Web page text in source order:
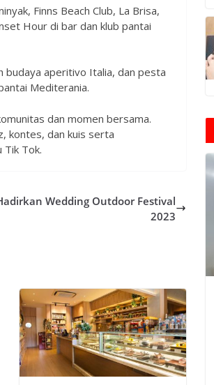
Finns Beach Club, La Brisa,
Hour di bar dan klub pantai
budaya aperitivo Italia, dan pesta
Mediterania.
dan momen bersama.
kontes, dan kuis serta
Tok.
Wedding Outdoor Festival
2023